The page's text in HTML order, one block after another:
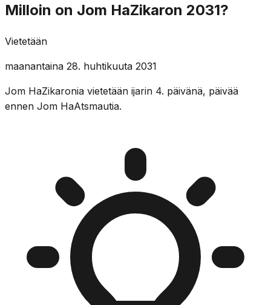
Milloin on Jom HaZikaron 2031?
Vietetään
maanantaina 28. huhtikuuta 2031
Jom HaZikaronia vietetään ijarin 4. päivänä, päivää
ennen Jom HaAtsmautia.